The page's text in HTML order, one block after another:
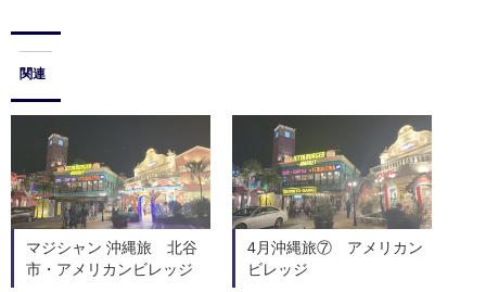
関連
マジシャン 沖縄旅 北谷
市・アメリカンビレッジ
4月沖縄旅⑦ アメリカン
ビレッジ